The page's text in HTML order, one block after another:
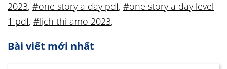
2023, #one story a day pdf, #one story a day level
1 pdf, #lịch thi amo 2023,
Bài viết mới nhất